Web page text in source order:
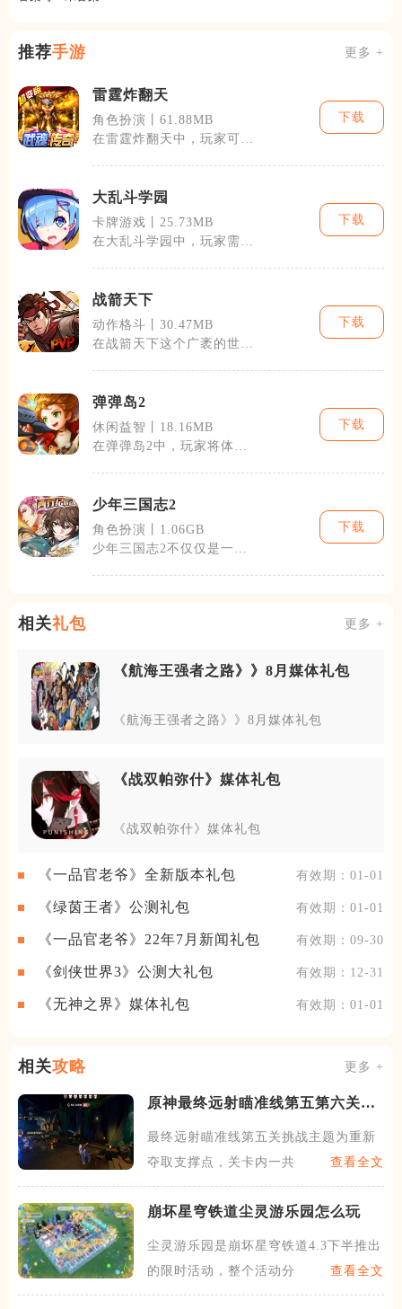
推荐手游 更多 +
雷霆炸翻天
角色扮演丨61.88MB
在雷霆炸翻天中，玩家可以
下载
大乱斗学园
卡牌游戏丨25.73MB
在大乱斗学园中，玩家需要
下载
战箭天下
动作格斗丨30.47MB
在战箭天下这个广袤的世界
下载
弹弹岛2
休闲益智丨18.16MB
在弹弹岛2中，玩家将体验
下载
少年三国志2
角色扮演丨1.06GB
少年三国志2不仅仅是一款
下载
相关礼包 更多 +
《航海王强者之路》》8月媒体礼包
《航海王强者之路》》8月媒体礼包
《战双帕弥什》媒体礼包
《战双帕弥什》媒体礼包
《一品官老爷》全新版本礼包 有效期：01-01
《绿茵王者》公测礼包 有效期：01-01
《一品官老爷》22年7月新闻礼包 有效期：09-30
《剑侠世界3》公测大礼包 有效期：12-31
《无神之界》媒体礼包 有效期：01-01
相关攻略 更多 +
原神最终远射瞄准线第五第六关怎
最终远射瞄准线第五关挑战主题为重新
夺取支撑点，关卡内一共有六
查看全文
崩坏星穹铁道尘灵游乐园怎么玩
尘灵游乐园是崩坏星穹铁道4.3下半推出
的限时活动，整个活动分
查看全文